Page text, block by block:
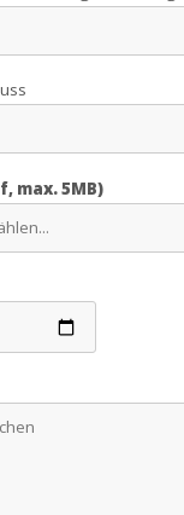
max. 5MB)